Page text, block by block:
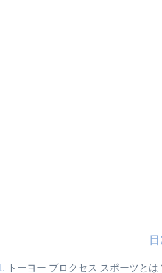
トーヨー プロクセス スポーツとは